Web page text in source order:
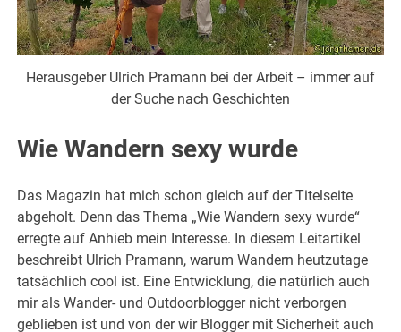
Herausgeber Ulrich Pramann bei der Arbeit – immer auf
der Suche nach Geschichten
Wie Wandern sexy wurde
Das Magazin hat mich schon gleich auf der Titelseite
abgeholt. Denn das Thema „Wie Wandern sexy wurde“
erregte auf Anhieb mein Interesse. In diesem Leitartikel
beschreibt Ulrich Pramann, warum Wandern heutzutage
tatsächlich cool ist. Eine Entwicklung, die natürlich auch
mir als Wander- und Outdoorblogger nicht verborgen
geblieben ist und von der wir Blogger mit Sicherheit auch